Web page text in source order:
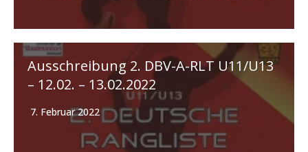
Ausschreibung 2. DBV-A-RLT U11/U13
– 12.02. – 13.02.2022
7. Februar 2022